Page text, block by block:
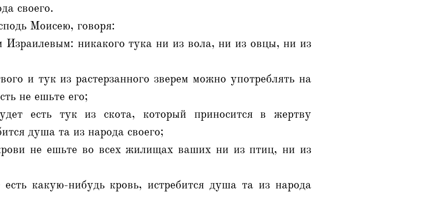
своего.
Моисею, говоря:
никакого тука ни из вола, ни из овцы, ни из
и тук из растерзанного зверем можно употреблять на
не ешьте его;
есть тук из скота, который приносится в жертву
душа та из народа своего;
не ешьте во всех жилищах ваших ни из птиц, ни из
какую-нибудь кровь, истребится душа та из народа